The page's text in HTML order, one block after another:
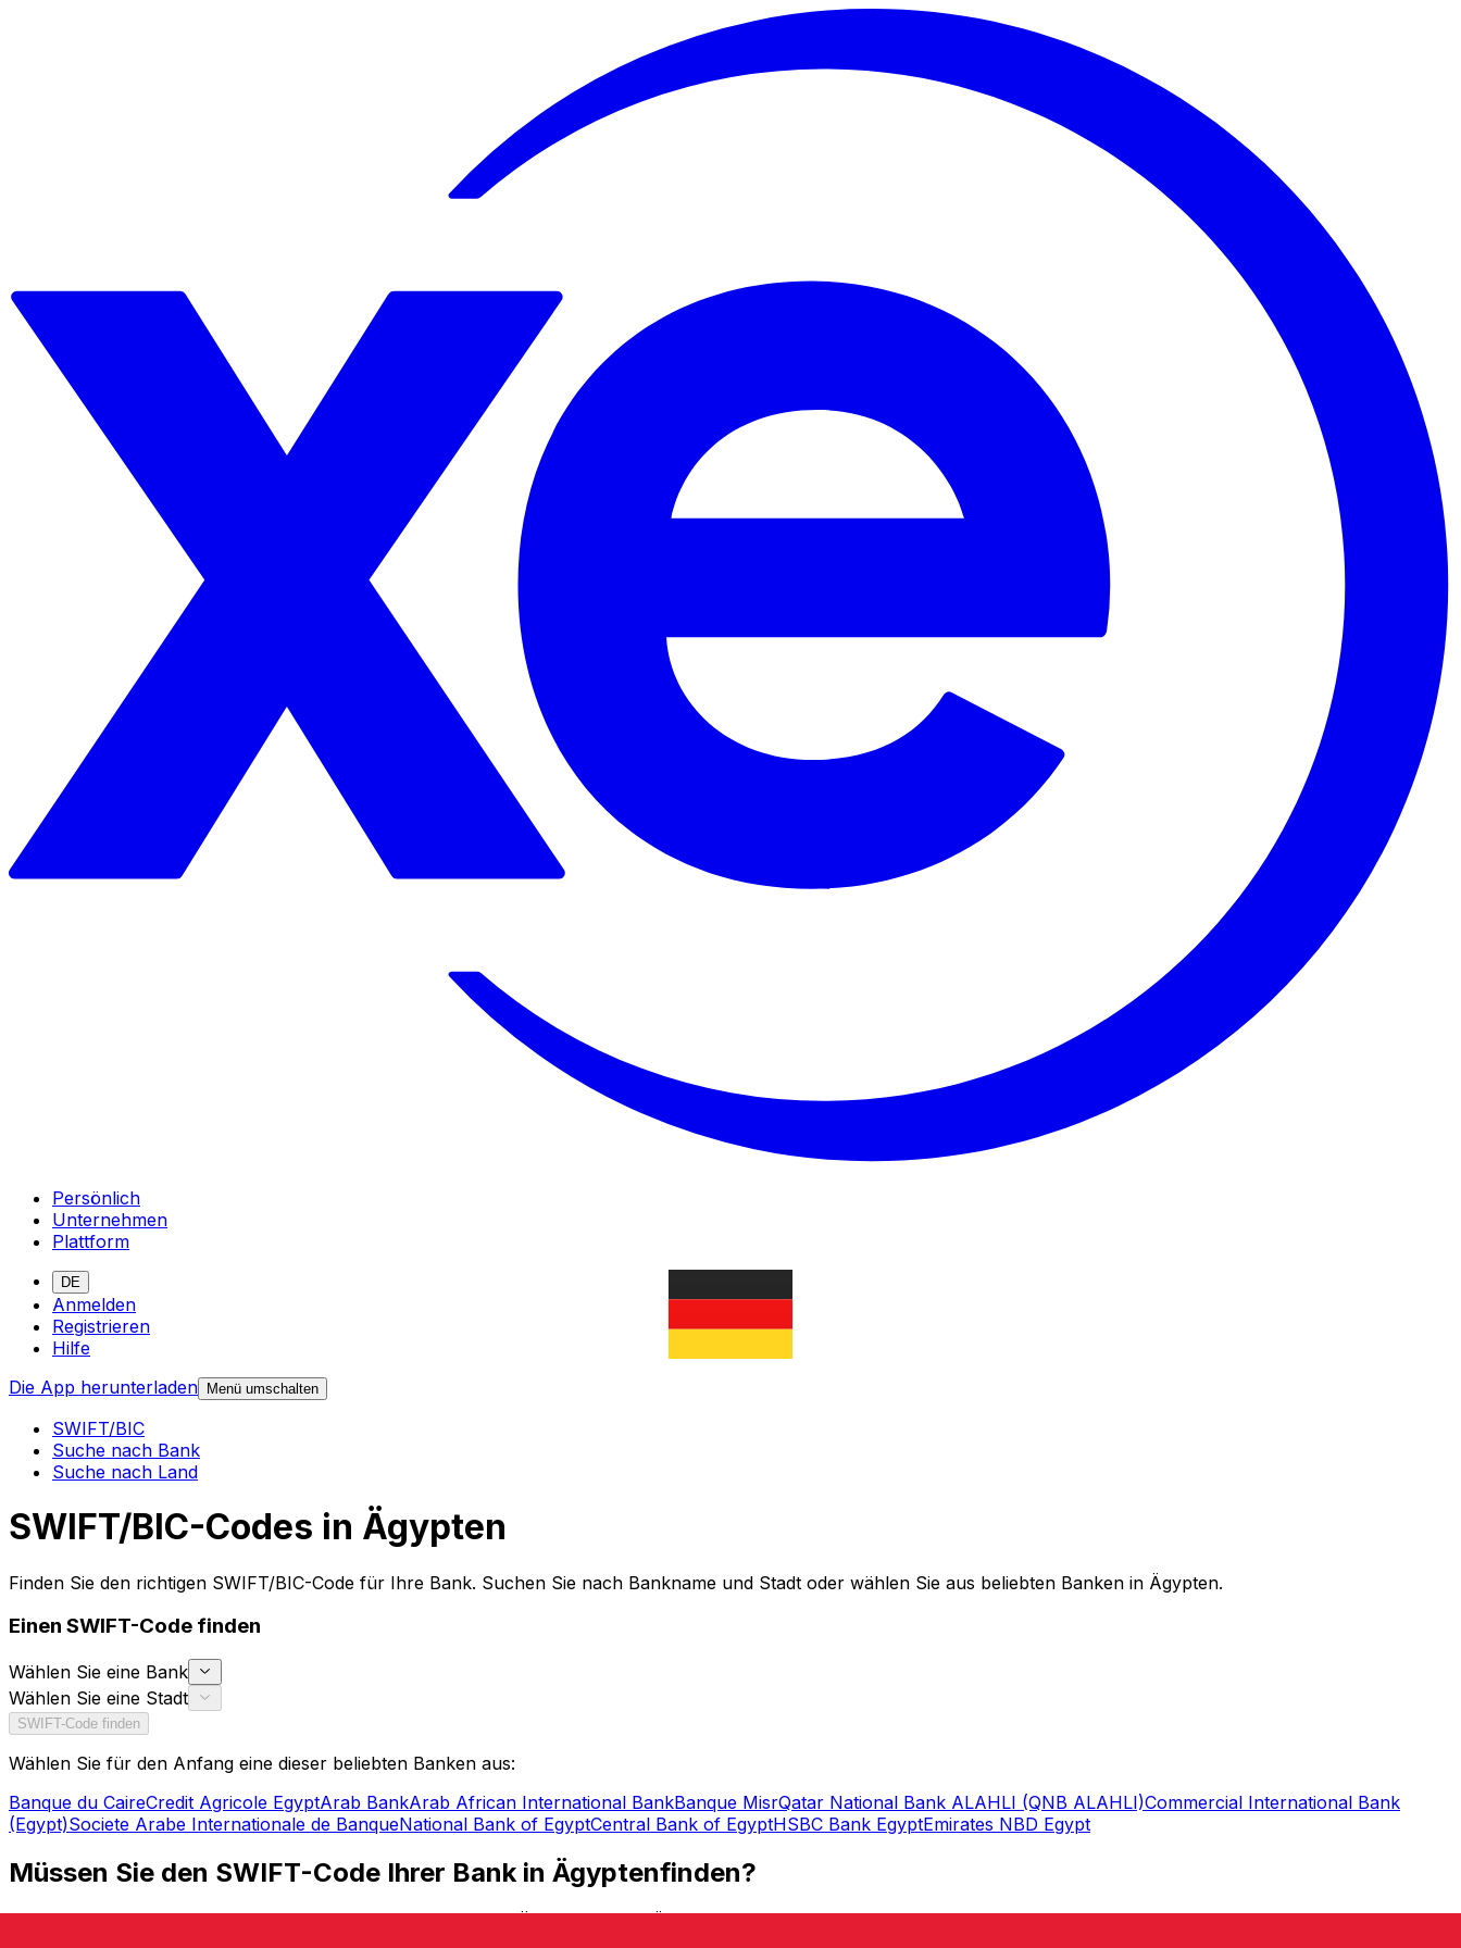
Persönlich
Unternehmen
Plattform
DE
Anmelden
Registrieren
Hilfe
Die App herunterladen Menü umschalten
SWIFT/BIC
Suche nach Bank
Suche nach Land
SWIFT/BIC-Codes in Ägypten
Finden Sie den richtigen SWIFT/BIC-Code für Ihre Bank. Suchen Sie nach Bankname und Stadt oder wählen Sie aus beliebten Banken in Ägypten.
Einen SWIFT-Code finden
Wählen Sie eine Bank
Wählen Sie eine Stadt
SWIFT-Code finden
Wählen Sie für den Anfang eine dieser beliebten Banken aus:
Banque du CaireCredit Agricole EgyptArab BankArab African International BankBanque MisrQatar National Bank ALAHLI (QNB ALAHLI)Commercial International Bank
(Egypt)Societe Arabe Internationale de BanqueNational Bank of EgyptCentral Bank of EgyptHSBC Bank EgyptEmirates NBD Egypt
Müssen Sie den SWIFT-Code Ihrer Bank in Ägyptenfinden?
Brauchen Sie einen SWIFT/BIC-Code, um eine internationale Überweisung in Ägyptenzu senden oder zu empfangen? Nutzen Sie unser Verzeichnis, um den richtigen